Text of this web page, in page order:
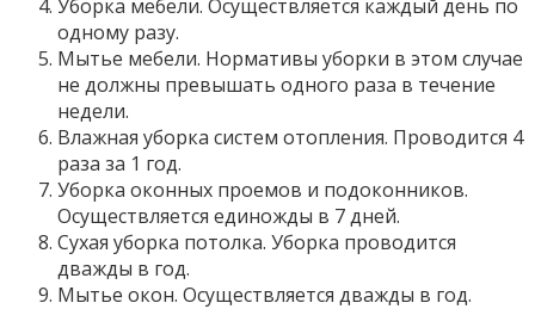
Уборка мебели. Осуществляется каждый день по
одному разу.
Мытье мебели. Нормативы уборки в этом случае
не должны превышать одного раза в течение
недели.
Влажная уборка систем отопления. Проводится 4
раза за 1 год.
Уборка оконных проемов и подоконников.
Осуществляется единожды в 7 дней.
Сухая уборка потолка. Уборка проводится
дважды в год.
Мытье окон. Осуществляется дважды в год.